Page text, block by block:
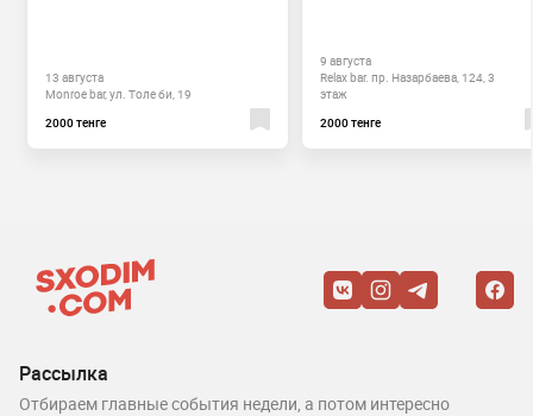
13 августа
Monroe bar, ул. Толе би, 19
2000 тенге
9 августа
Relax bar. пр. Назарбаева, 124, 3
этаж
2000 тенге
Рассылка
Отбираем главные события недели, а потом интересно